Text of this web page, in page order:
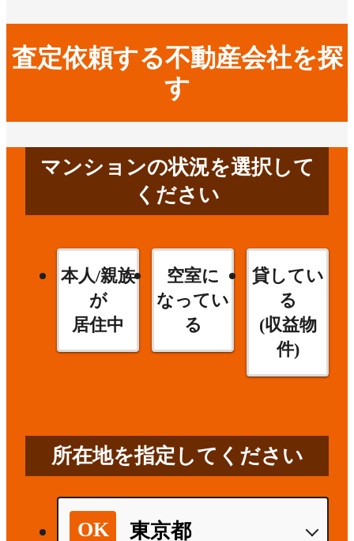
査定依頼する不動産会社を探
す
マンションの状況を選択して
ください
本人/親族
が
居住中
空室に
なってい
る
貸してい
る
(収益物
件)
所在地を指定してください